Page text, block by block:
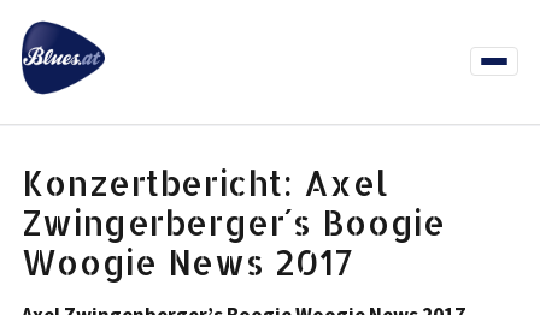
Inhalt
springen
Menü
Konzertbericht: Axel
Zwingerberger´s Boogie
Woogie News 2017